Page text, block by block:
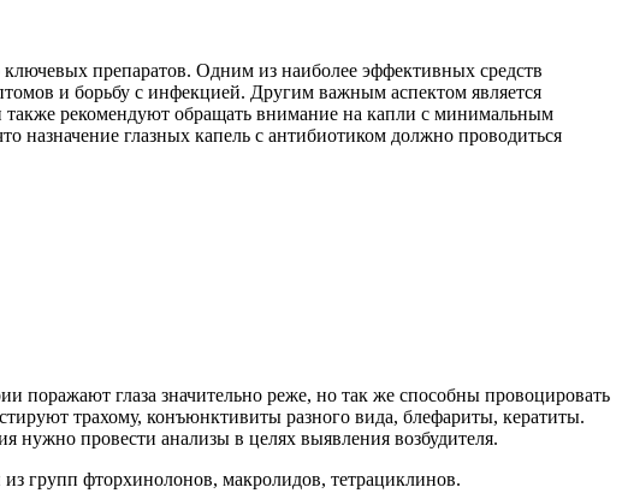
препаратов. Одним из наиболее эффективных средств
и борьбу с инфекцией. Другим важным аспектом является
также рекомендуют обращать внимание на капли с минимальным
назначение глазных капель с антибиотиком должно проводиться
поражают глаза значительно реже, но так же способны провоцировать
трахому, конъюнктивиты разного вида, блефариты, кератиты.
нужно провести анализы в целях выявления возбудителя.
групп фторхинолонов, макролидов, тетрациклинов.